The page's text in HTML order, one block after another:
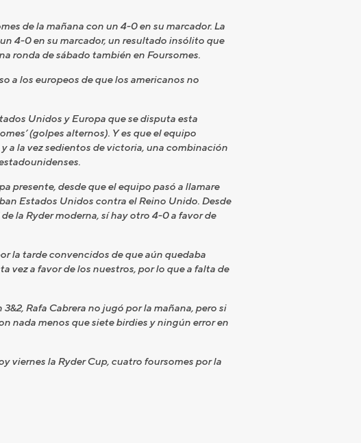
de la mañana con un 4-0 en su marcador. La
4-0 en su marcador, un resultado insólito que
ronda de sábado también en Foursomes.
a los europeos de que los americanos no
Unidos y Europa que se disputa esta
(golpes alternos). Y es que el equipo
a la vez sedientos de victoria, una combinación
presente, desde que el equipo pasó a llamare
Estados Unidos contra el Reino Unido. Desde
la Ryder moderna, sí hay otro 4-0 a favor de
la tarde convencidos de que aún quedaba
vez a favor de los nuestros, por lo que a falta de
Rafa Cabrera no jugó por la mañana, pero si
nada menos que siete birdies y ningún error en
viernes la Ryder Cup, cuatro foursomes por la